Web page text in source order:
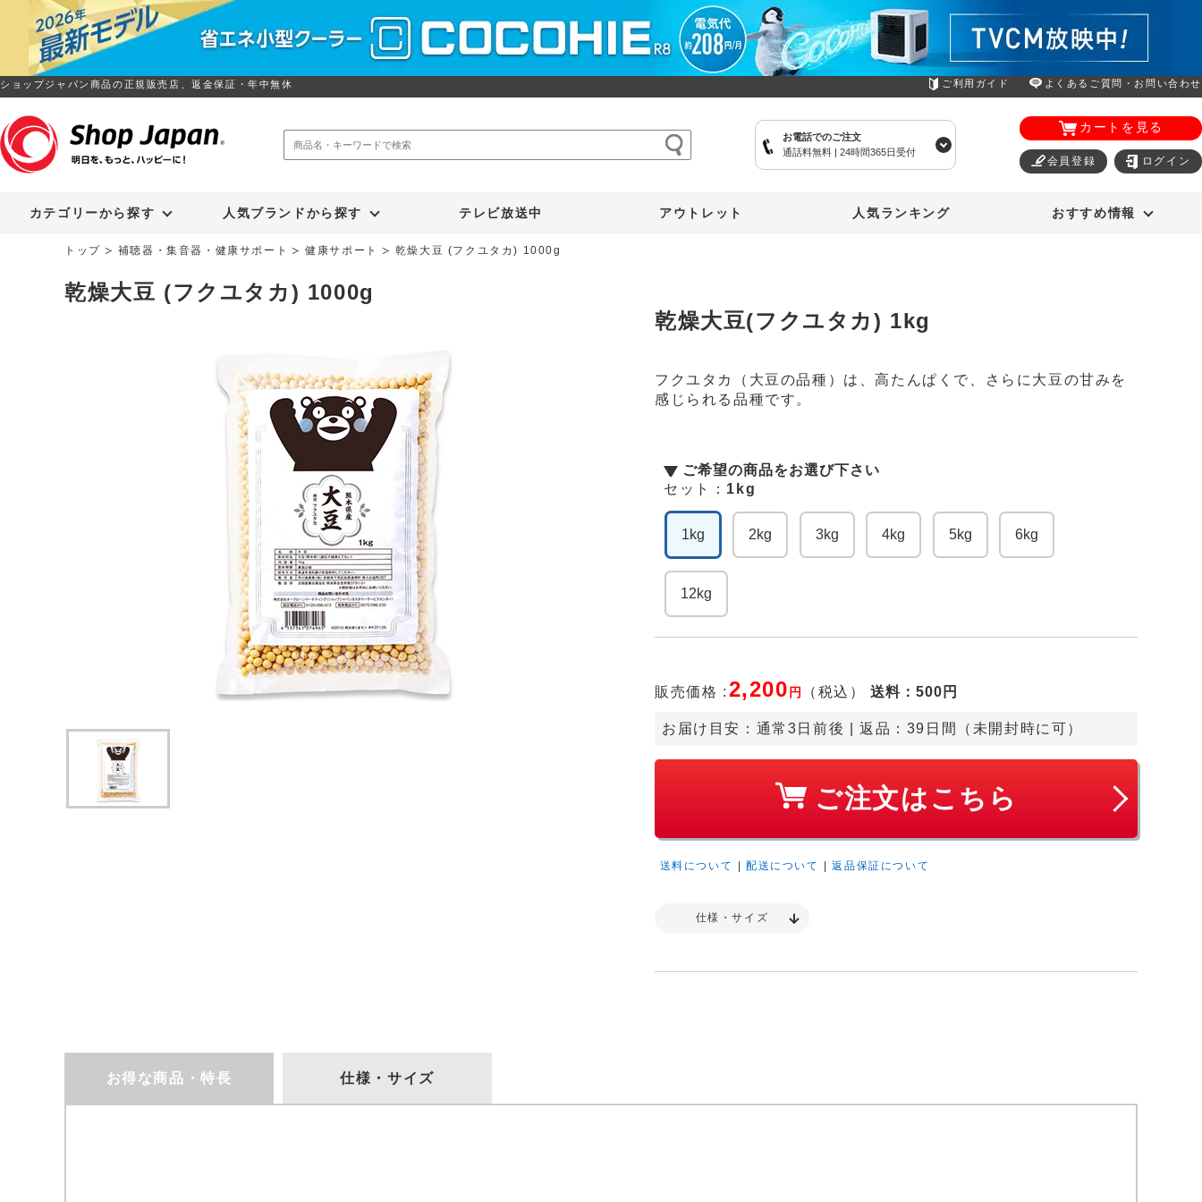
ショップジャパン商品の正規販売店、返金保証・年中無休 ご利用ガイド よくあるご質問・お問い合わせ
お電話でのご注文
通話料無料 | 24時間365日受付
カートを見る
会員登録 ログイン
カテゴリーから探す 人気ブランドから探す テレビ放送中 アウトレット 人気ランキング おすすめ情報
トップ 補聴器・集音器・健康サポート 健康サポート 乾燥大豆 (フクユタカ) 1000g
乾燥大豆 (フクユタカ) 1000g
乾燥大豆(フクユタカ) 1kg
ご希望の商品をお選び下さい
セット： 1kg
1kg 2kg 3kg 4kg 5kg 6kg
12kg
販売価格 : 2,200 円 （税込） 送料 ：500円
お届け目安： 通常3日前後 | 返品：39日間（未開封時に可）
ご注文はこちら
送料について |配送について |返品保証について
フクユタカ（大豆の品種）は、高たんぱくで、さらに大豆の甘みを
感じられる品種です。
仕様・サイズ
お得な商品・特長 仕様・サイズ